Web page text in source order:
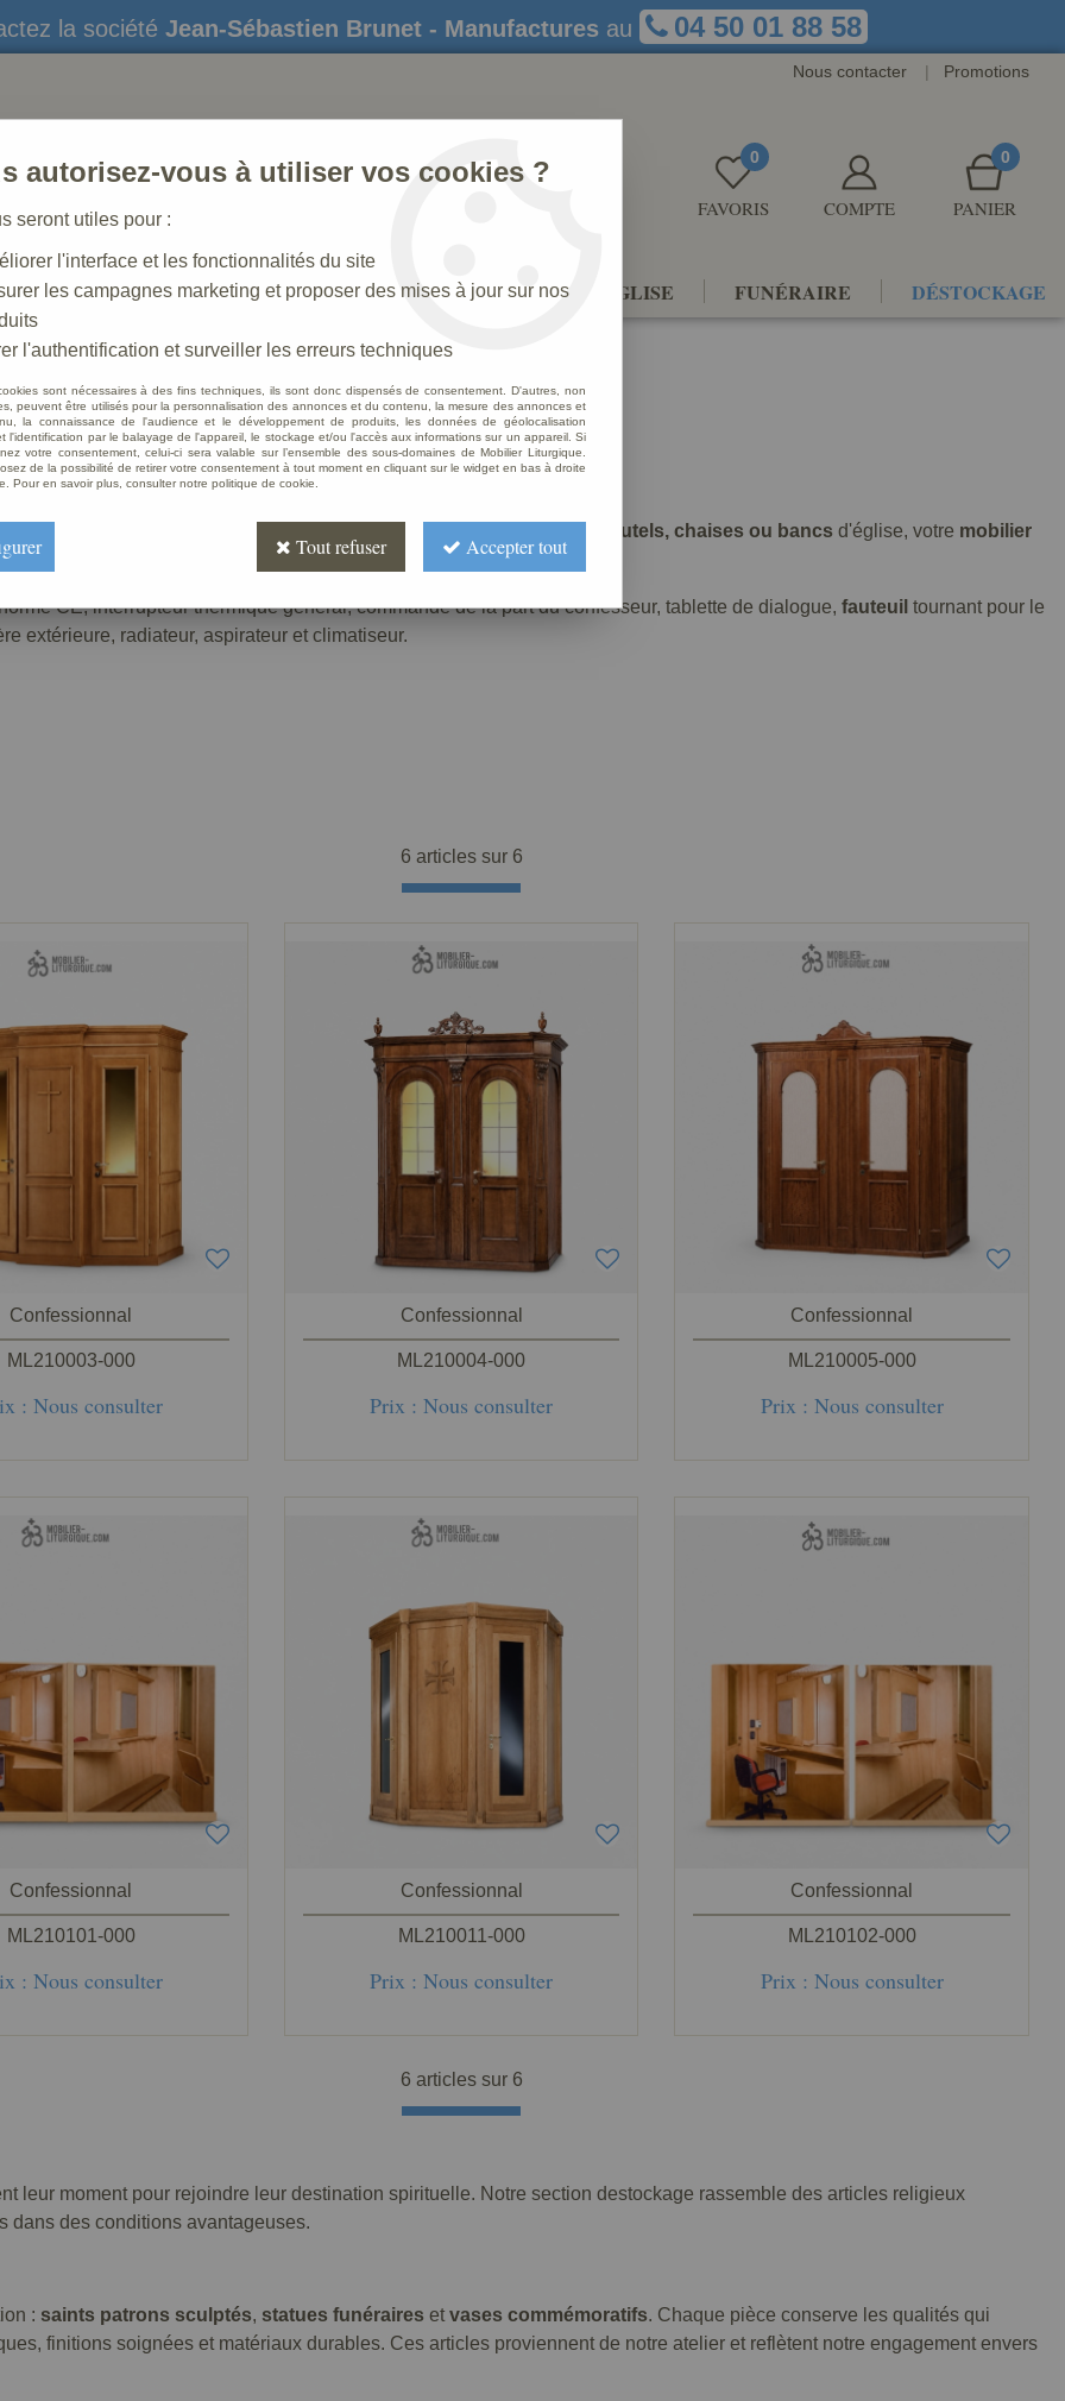
la société Jean-Sébastien Brunet - Manufactures au 04 50 01 88 58
Nous contacter | Promotions
0
FAVORIS COMPTE
0
PANIER
STATUES CRÈCHES DE NOËL AMÉNAGEMENTS D'ÉGLISE FUNÉRAIRE DÉSTOCKAGE
Confessionnal
proposons plusieurs styles de confessionnaux
mobilier d'église : ambons , autels, chaises ou bancs d'église, votre mobilier
CE, interrupteur thermique général, commande de la part du confesseur, tablette de dialogue, fauteuil tournant pour le
extérieure, radiateur, aspirateur et climatiseur.
6 articles sur 6
Confessionnal
ML210003-000
: Nous consulter
Confessionnal
ML210004-000
Prix : Nous consulter
Confessionnal
ML210005-000
Prix : Nous consulter
Confessionnal
ML210101-000
: Nous consulter
Confessionnal
ML210011-000
Prix : Nous consulter
Confessionnal
ML210102-000
Prix : Nous consulter
6 articles sur 6
leur moment pour rejoindre leur destination spirituelle. Notre section destockage rassemble des articles religieux
dans des conditions avantageuses.
: saints patrons sculptés, statues funéraires et vases commémoratifs. Chaque pièce conserve les qualités qui
finitions soignées et matériaux durables. Ces articles proviennent de notre atelier et reflètent notre engagement envers
autorisez-vous à utiliser vos cookies ?
seront utiles pour :
l'interface et les fonctionnalités du site
les campagnes marketing et proposer des mises à jour sur nos
l'authentification et surveiller les erreurs techniques
sont nécessaires à des fins techniques, ils sont donc dispensés de consentement. D'autres, non
peuvent être utilisés pour la personnalisation des annonces et du contenu, la mesure des annonces et
la connaissance de l'audience et le développement de produits, les données de géolocalisation
l'identification par le balayage de l'appareil, le stockage et/ou l'accès aux informations sur un appareil. Si
votre consentement, celui-ci sera valable sur l’ensemble des sous-domaines de Mobilier Liturgique.
de la possibilité de retirer votre consentement à tout moment en cliquant sur le widget en bas à droite
Pour en savoir plus, consulter notre politique de cookie.
Tout refuser Accepter tout